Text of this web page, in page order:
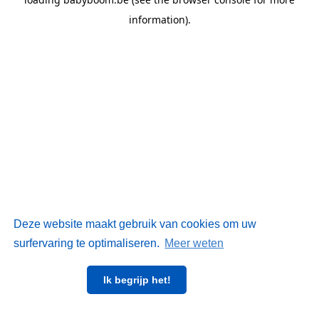
Deze website maakt gebruik van cookies om uw
surfervaring te optimaliseren. Meer weten
Ik begrijp het!
information).